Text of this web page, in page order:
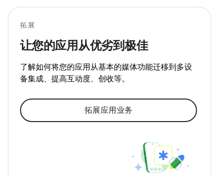
拓展
让您的应用从优劣到极佳
了解如何将您的应用从基本的媒体功能迁移到多设
备集成、提高互动度、创收等。
拓展应用业务